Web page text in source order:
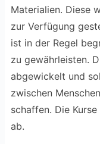
Materialien. Diese
zur Verfügung
ist in der Regel
zu gewährleisten.
abgewickelt und
zwischen
schaffen. Die
ab.